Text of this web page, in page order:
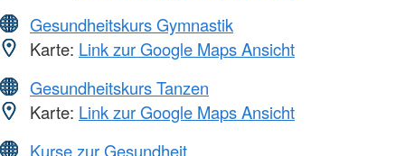
Gesundheitskurs Gymnastik
Karte: Link zur Google Maps Ansicht
Gesundheitskurs Tanzen
Karte: Link zur Google Maps Ansicht
Kurse zur Gesundheit